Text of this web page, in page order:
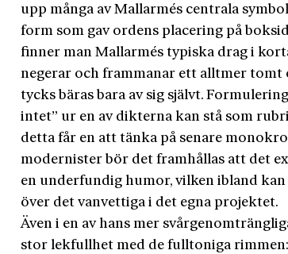
upp många av Mallarmés centrala
form som gav ordens placering på
finner man Mallarmés typiska drag i
negerar och frammanar ett alltmer tomt
tycks bäras bara av sig självt.
intet” ur en av dikterna kan stå som
detta får en att tänka på senare
modernister bör det framhållas att det
en underfundig humor, vilken ibland
över det vanvettiga i det egna projektet.
Även i en av hans mer
stor lekfullhet med de fulltoniga